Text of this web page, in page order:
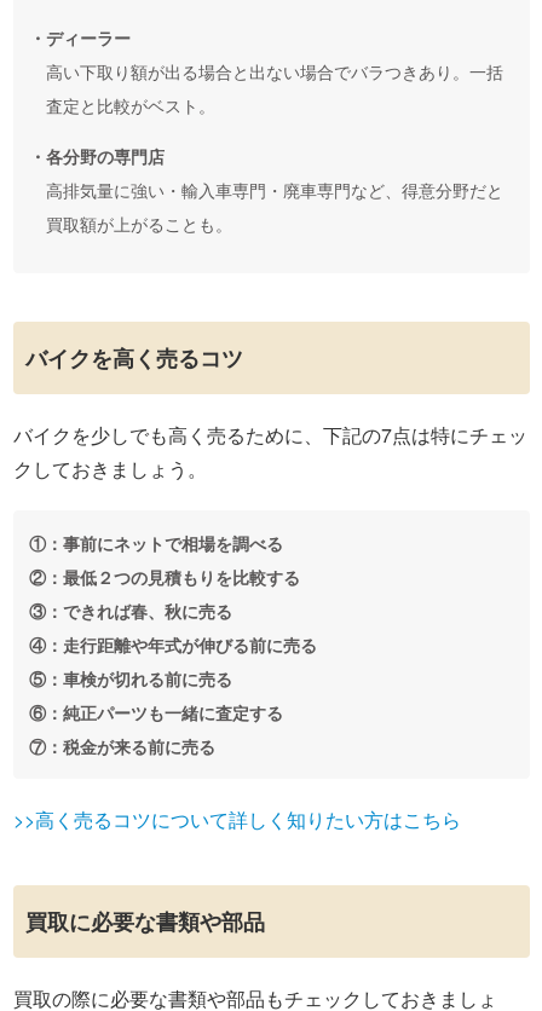
・ディーラー
高い下取り額が出る場合と出ない場合でバラつきあり。一括
査定と比較がベスト。
・各分野の専門店
高排気量に強い・輸入車専門・廃車専門など、得意分野だと
買取額が上がることも。
バイクを高く売るコツ
バイクを少しでも高く売るために、下記の7点は特にチェッ
クしておきましょう。
①：事前にネットで相場を調べる
②：最低２つの見積もりを比較する
③：できれば春、秋に売る
④：走行距離や年式が伸びる前に売る
⑤：車検が切れる前に売る
⑥：純正パーツも一緒に査定する
⑦：税金が来る前に売る
>>高く売るコツについて詳しく知りたい方はこちら
買取に必要な書類や部品
買取の際に必要な書類や部品もチェックしておきましょ